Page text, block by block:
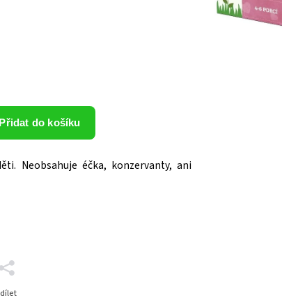
Přidat do košíku
Neobsahuje éčka, konzervanty, ani